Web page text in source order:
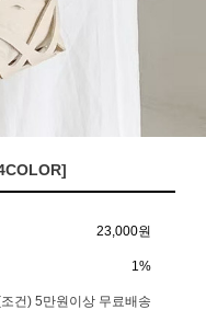
23,000원
1%
건) 5만원이상 무료배송